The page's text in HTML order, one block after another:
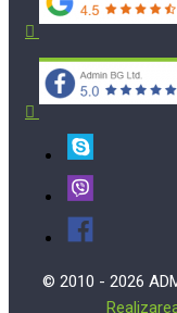
© 2010 - 2026